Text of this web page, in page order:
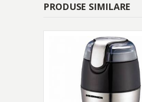
PRODUSE SIMILARE